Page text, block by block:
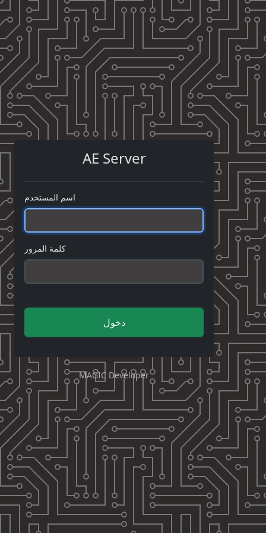
AE Server
اسم المستخدم
كلمة المرور
دخول
MAGIC Developer